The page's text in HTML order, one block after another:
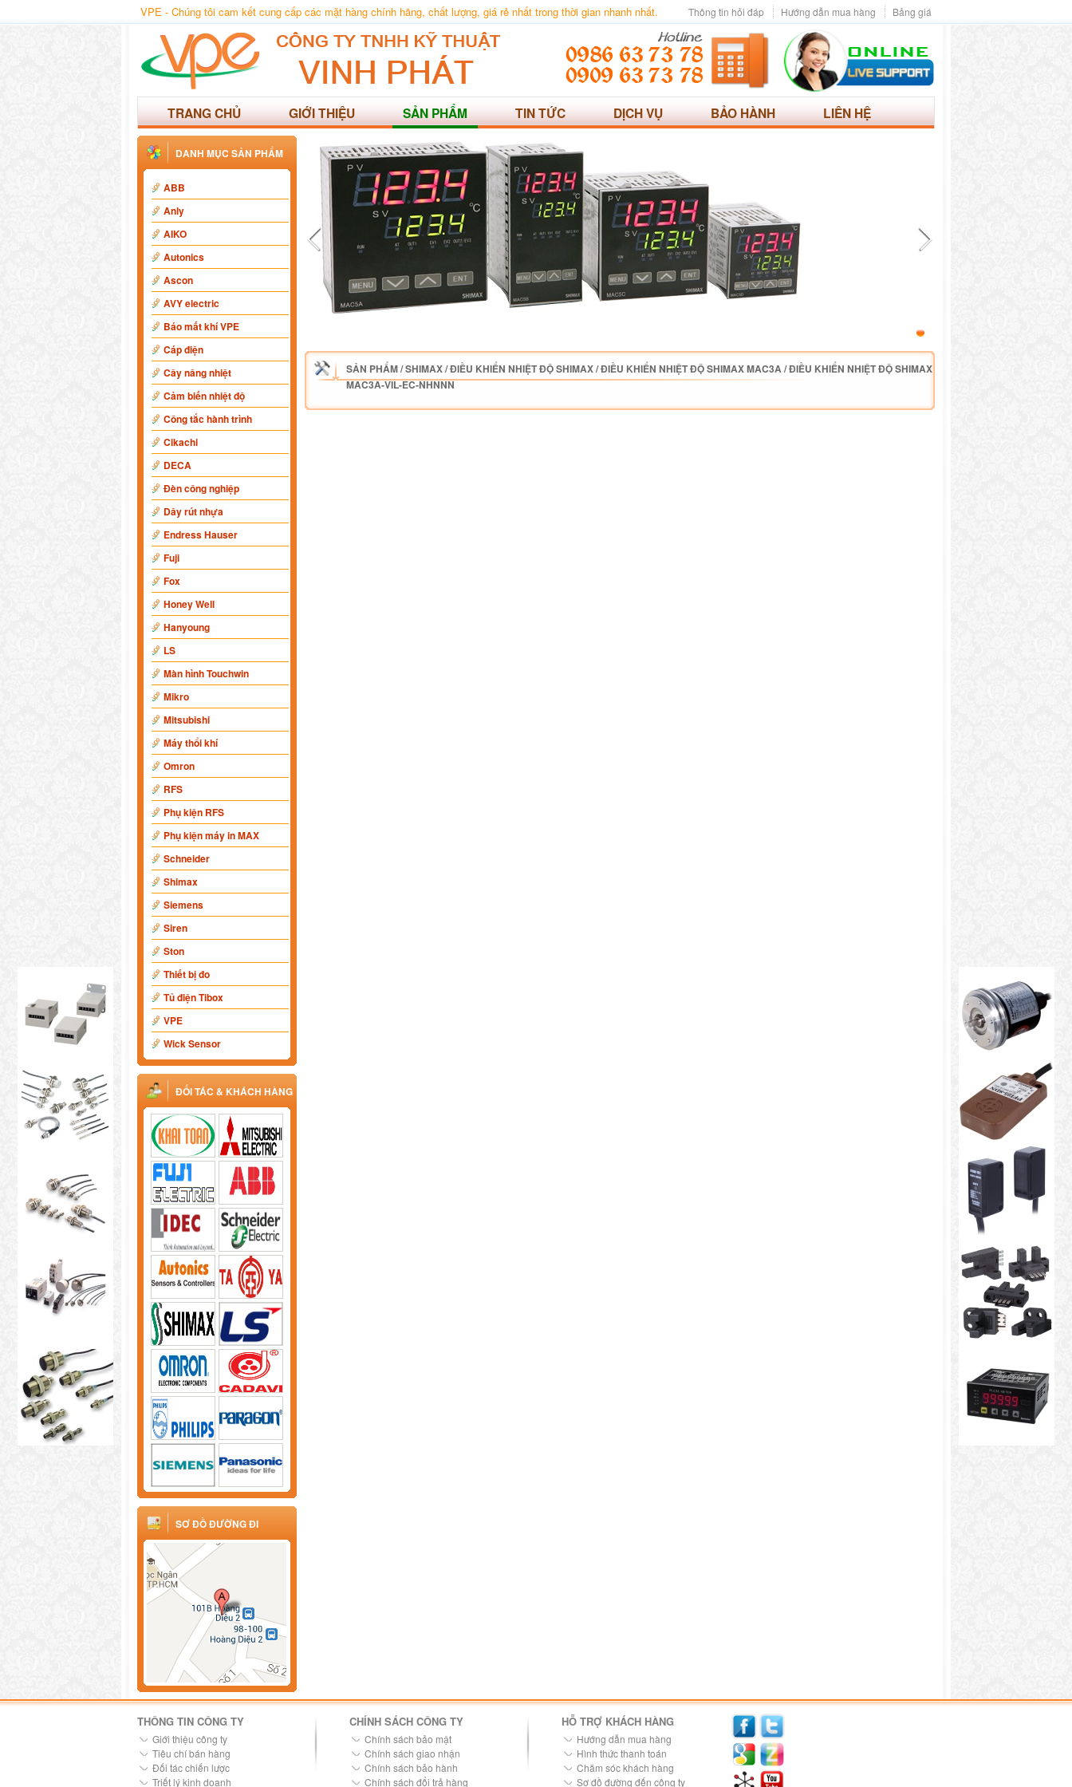
VPE - Chúng tôi cam kết cung cấp các mặt hàng chính hãng, chất lượng, giá rẻ nhất trong thời gian nhanh nhất. Bảng giá
Hướng dẫn mua hàng
Thông tin hỏi đáp
TRANG CHỦ GIỚI THIỆU SẢN PHẨM TIN TỨC DỊCH VỤ BẢO HÀNH LIÊN HỆ
DANH MỤC SẢN PHẨM
ABB
Anly
AIKO
Autonics
Ascon
AVY electric
Báo mất khí VPE
Cáp điện
Cây nâng nhiệt
Cảm biến nhiệt độ
Công tắc hành trình
Cikachi
DECA
Đèn công nghiệp
Dây rút nhựa
Endress Hauser
Fuji
Fox
Honey Well
Hanyoung
LS
Màn hình Touchwin
Mikro
Mitsubishi
Máy thổi khí
Omron
RFS
Phụ kiện RFS
Phụ kiện máy in MAX
Schneider
Shimax
Siemens
Siren
Ston
Thiết bị đo
Tủ điện Tibox
VPE
Wick Sensor
ĐỐI TÁC & KHÁCH HÀNG
SƠ ĐỒ ĐƯỜNG ĐI
SẢN PHẨM/SHIMAX/ĐIỀU KHIỂN NHIỆT ĐỘ SHIMAX/ĐIỀU KHIỂN NHIỆT ĐỘ SHIMAX MAC3A/ĐIỀU KHIỂN NHIỆT ĐỘ SHIMAX
MAC3A-VIL-EC-NHNNN
THÔNG TIN CÔNG TY
Giới thiệu công ty
Tiêu chí bán hàng
Đối tác chiến lược
Triết lý kinh doanh
CHÍNH SÁCH CÔNG TY
Chính sách bảo mật
Chính sách giao nhận
Chính sách bảo hành
Chính sách đổi trả hàng
HỖ TRỢ KHÁCH HÀNG
Hướng dẫn mua hàng
Hình thức thanh toán
Chăm sóc khách hàng
Sơ đồ đường đến công ty